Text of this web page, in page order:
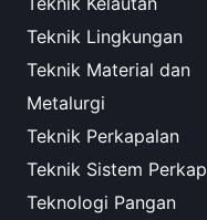
Teknik Lingkungan
Teknik Material dan
Metalurgi
Teknik Perkapalan
Teknik Sistem
Teknologi Pangan